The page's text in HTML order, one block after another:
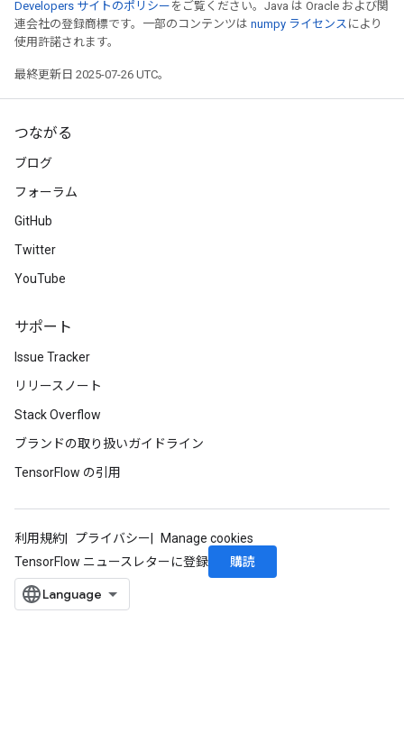
Developers サイトのポリシー をご覧ください。Java は Oracle および関
連会社の登録商標です。一部のコンテンツは numpy ライセンス により
使用許諾されます。
最終更新日 2025-07-26 UTC。
つながる
ブログ
フォーラム
GitHub
Twitter
YouTube
サポート
Issue Tracker
リリースノート
Stack Overflow
ブランドの取り扱いガイドライン
TensorFlow の引用
利用規約 プライバシー
Manage cookies
TensorFlow ニュースレターに登録
購読